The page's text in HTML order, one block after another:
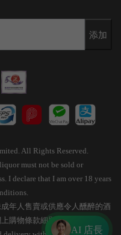
添加
All Rights Reserved.
must not be sold or
I declare that I am over 18 years
年人售賣或供應令人醺醉的酒
購物條款細則。
AI 店長